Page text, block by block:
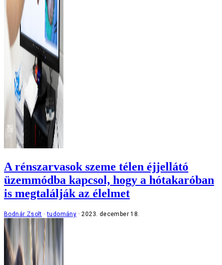
A rénszarvasok szeme télen éjjellátó
üzemmódba kapcsol, hogy a hótakaróban
is megtalálják az élelmet
Bodnár Zsolt tudomány 2023. december 18.